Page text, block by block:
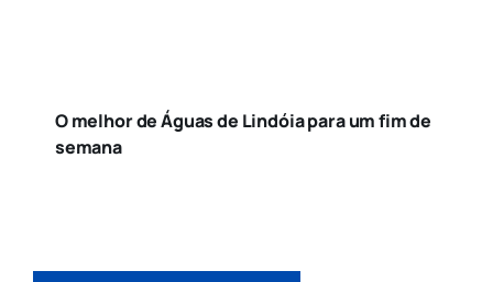
O melhor de Águas de Lindóia para um fim de
semana